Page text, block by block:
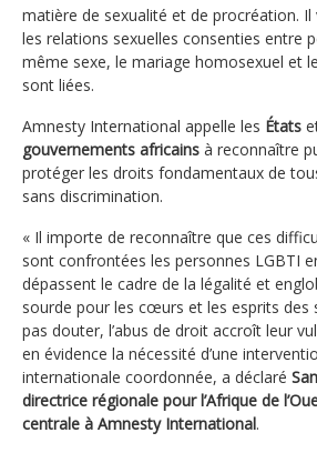
matière de sexualité et de procréation. Il
les relations sexuelles consenties entre
même sexe, le mariage homosexuel et
sont liées.
Amnesty International appelle les États
gouvernements africains à reconnaître
protéger les droits fondamentaux de
sans discrimination.
« Il importe de reconnaître que ces
sont confrontées les personnes LGBTI
dépassent le cadre de la légalité et
sourde pour les cœurs et les esprits des
pas douter, l’abus de droit accroît leur
en évidence la nécessité d’une
internationale coordonnée, a déclaré
directrice régionale pour l’Afrique de
centrale à Amnesty International.